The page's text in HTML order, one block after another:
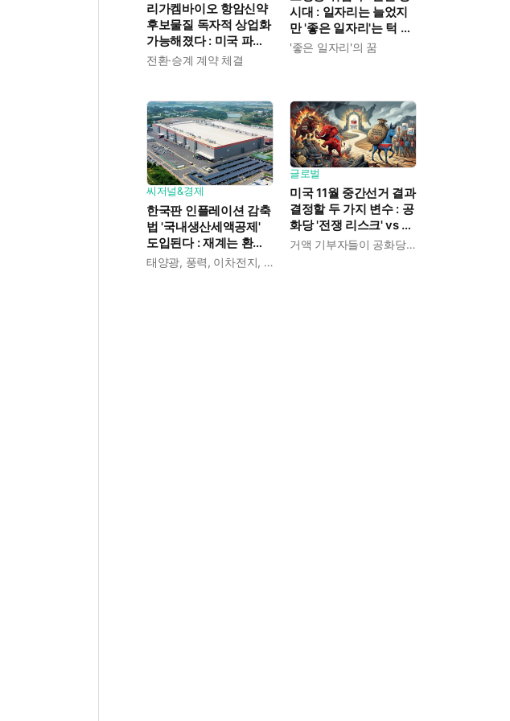
리가켐바이오 항암신약
후보물질 독자적 상업화
가능해졌다 : 미국 파트
너 방향 전환으로
전환·승계 계약 체결
시대 : 일자리는 늘었지
만 '좋은 일자리'는 턱 없
이 부족하다
'좋은 일자리'의 꿈
씨저널&경제
한국판 인플레이션 감축
법 '국내생산세액공제'
도입된다 : 재계는 환영
의 목소리와 함께 "세부 태양광, 풍력, 이차전지, 반도체, 핵심소재, 인공지능 로봇부품 대상
글로벌
미국 11월 중간선거 결과
결정할 두 가지 변수 : 공
화당 '전쟁 리스크' vs 민
주당 '정치자금 부족'
거액 기부자들이 공화당에 몰린다